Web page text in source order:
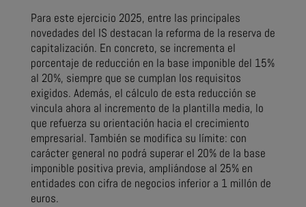
Para este ejercicio 2025, entre las principales
novedades del IS destacan la reforma de la reserva de
capitalización. En concreto, se incrementa el
porcentaje de reducción en la base imponible del 15%
al 20%, siempre que se cumplan los requisitos
exigidos. Además, el cálculo de esta reducción se
vincula ahora al incremento de la plantilla media, lo
que refuerza su orientación hacia el crecimiento
empresarial. También se modifica su límite: con
carácter general no podrá superar el 20% de la base
imponible positiva previa, ampliándose al 25% en
entidades con cifra de negocios inferior a 1 millón de
euros.